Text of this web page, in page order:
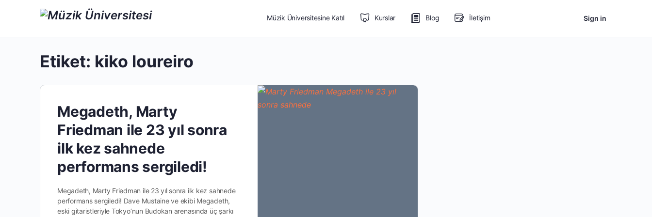
Müzik Üniversitesine Katıl Kurslar Blog İletişim Sign in
Etiket: kiko loureiro
Megadeth, Marty
Friedman ile 23 yıl sonra
ilk kez sahnede
performans sergiledi!
Megadeth, Marty Friedman ile 23 yıl sonra ilk kez sahnede
performans sergiledi! Dave Mustaine ve ekibi Megadeth,
eski gitaristleriyle Tokyo’nun Budokan arenasında üç şarkı